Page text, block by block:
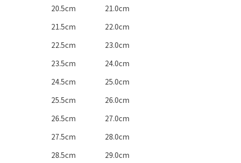
20.5cm
21.0cm
21.5cm
22.0cm
22.5cm
23.0cm
23.5cm
24.0cm
24.5cm
25.0cm
25.5cm
26.0cm
26.5cm
27.0cm
27.5cm
28.0cm
28.5cm
29.0cm